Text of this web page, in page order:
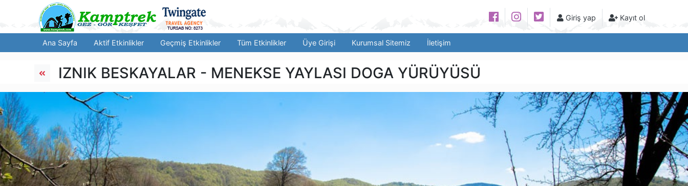
Giriş yap Kayıt ol
Ana Sayfa Aktif Etkinlikler Geçmiş Etkinlikler Tüm Etkinlikler Üye Girişi Kurumsal Sitemiz İletişim
IZNIK BESKAYALAR - MENEKSE YAYLASI DOGA YÜRÜYÜSÜ